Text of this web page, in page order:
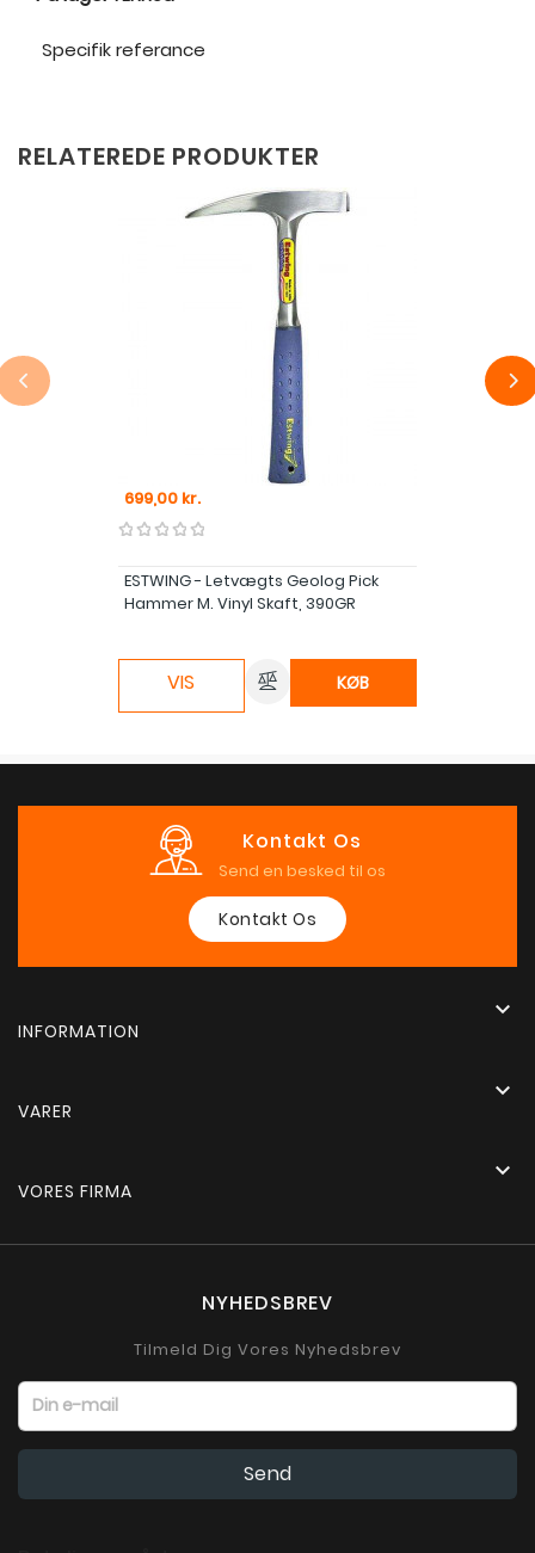
Specifik referance
RELATEREDE PRODUKTER
Pris
699,00 kr.
ESTWING - Letvægts Geolog Pick
Hammer M. Vinyl Skaft, 390GR
VIS KØB
Kontakt Os
Send en besked til os
Kontakt Os
INFORMATION

VARER

VORES FIRMA

NYHEDSBREV
Tilmeld Dig Vores Nyhedsbrev